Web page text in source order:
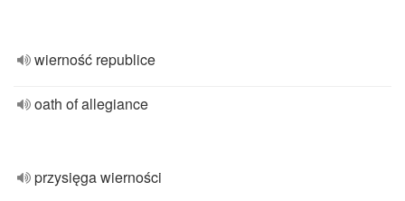
wierność republice
oath of allegiance
przysięga wierności